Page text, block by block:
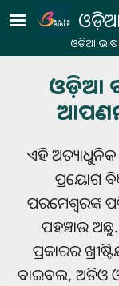
Skip to main
ଓଡିଆ
ଓଡ଼ିଆ
ଏହି
ପ୍ରୟୋଗ
ପରମେଶ୍ୱରଙ୍କ
ପହଞ୍ଚାଉ
ପ୍ରକାରର
ବାଇବଲ, ଅଡିଓ